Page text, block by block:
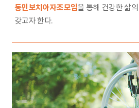
동민보치아자조모임을 통해 건강한 삶
갖고자 한다.